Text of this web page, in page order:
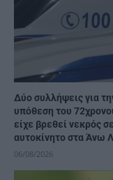
Δύο συλλήψεις για
υπόθεση του
είχε βρεθεί νεκρός σε
αυτοκίνητο στα Άνω
06/08/2026